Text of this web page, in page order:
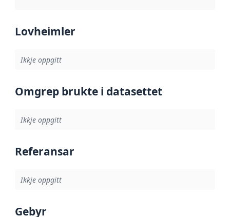
Lovheimler
Ikkje oppgitt
Omgrep brukte i datasettet
Ikkje oppgitt
Referansar
Ikkje oppgitt
Gebyr